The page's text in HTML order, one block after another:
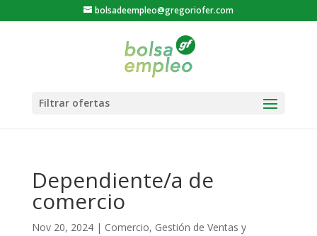
bolsadeempleo@gregoriofer.com
Dependiente/a de
comercio
Nov 20, 2024| Comercio, Gestión de Ventas y